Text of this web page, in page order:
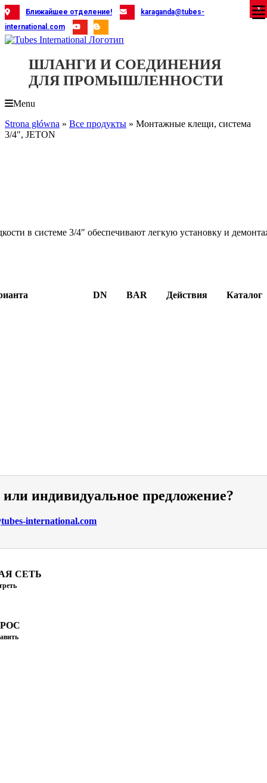
Skip
to
content
Ближайшее отделение!
karaganda@tubes-
international.com
ШЛАНГИ И СОЕДИНЕНИЯ
ДЛЯ ПРОМЫШЛЕННОСТИ
Menu
Strona główna » Все продукты » Монтажные клещи, система
3/4″, JETON
в системе 3/4″ обеспечивают легкую установку и
DN BAR Действия Каталог
индивидуальное предложение?
international.com
СЕТЬ
X
X
X
X
X
X
X
X
X
X
X
X
X
X
X
X
X
X
X